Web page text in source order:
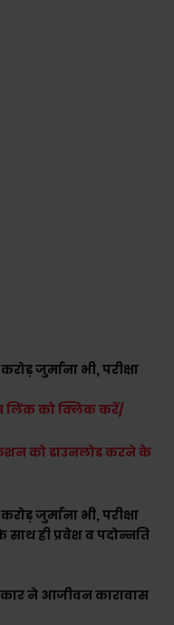
जुर्माना भी, परीक्षा
लिंक को क्लिक करें/
को डाउनलोड करने के
जुर्माना भी, परीक्षा
ही प्रवेश व पदोन्नति
ने आजीवन कारावास